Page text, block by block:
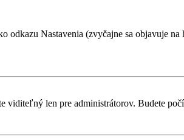
odkazu Nastavenia (zvyčajne sa objavuje
viditeľný len pre administrátorov. Budete